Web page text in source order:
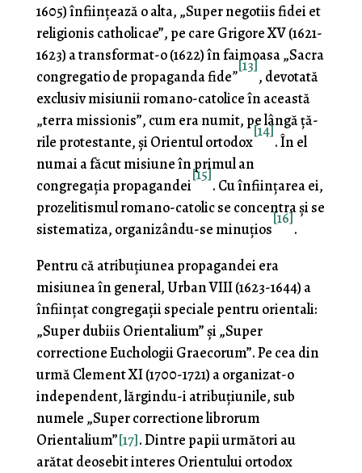
1605) înfiinţează o alta, „Super negotiis fidei et
religionis catholicae”, pe care Grigore XV (1621-
1623) a transfor­mat-o (1622) în faimoasa „Sacra
congregatio de propa­ganda fide”
[13]
, devotată
exclusiv misiunii romano-catolice în această
„terra missionis”, cum era numit, pe lângă ţă­
rile protestante, şi Orientul ortodox
[14]
. În el
numai a făcut misiune în primul an
congregaţia propagandei
[15]
. Cu înființarea ei,
prozelitismul romano-catolic se concentra şi se
sistematiza, organizându-se minuţios
[16]
.
Pentru că atribuțiunea propagandei era
misiunea în general, Urban VIII (1623-1644) a
înfiinţat congregaţii speciale pentru orientali:
„Super dubiis Orientalium” şi „Super
correctione Euchologii Graecorum”. Pe cea din
urmă Clement XI (1700-1721) a organizat-o
independent, lărgindu-i atribuțiunile, sub
numele „Super correctione librorum
Orientalium”[17]. Dintre papii următori au
arătat deosebit interes Orientului ortodox